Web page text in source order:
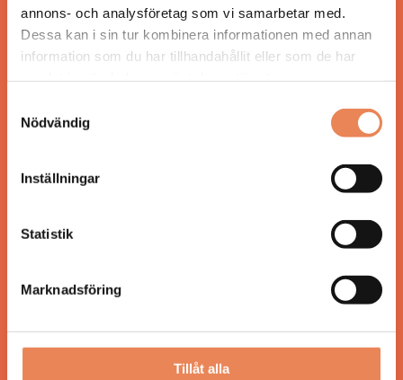
annons- och analysföretag som vi samarbetar med.
Dessa kan i sin tur kombinera informationen med annan
information som du har tillhandahållit eller som de har
Nödvändig
Inställningar
Statistik
Marknadsföring
Tillåt alla
ANSVARIG UTGIVARE
Jonas Siljhammar
Allt material på besoksliv.se är skyddat enligt
118 23 Stockholm